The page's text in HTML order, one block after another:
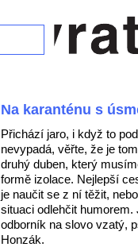
Na karanténu s
Přichází jaro, i když to
nevypadá, věřte, že je
druhý duben, který
formě izolace. Nejlepší
je naučit se z ní těžit,
situaci odlehčit
odborník na slovo vzatý,
Honzák.